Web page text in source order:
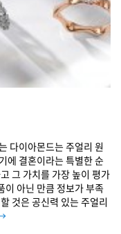
다이아몬드는 주얼리 원
에 결혼이라는 특별한 순
그 가치를 가장 높이 평가
이 아닌 만큼 정보가 부족
것은 공신력 있는 주얼리